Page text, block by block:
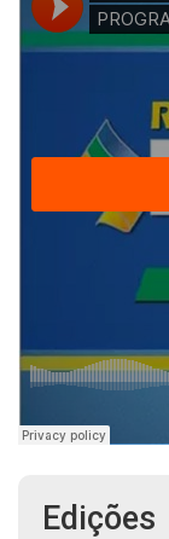
Edições